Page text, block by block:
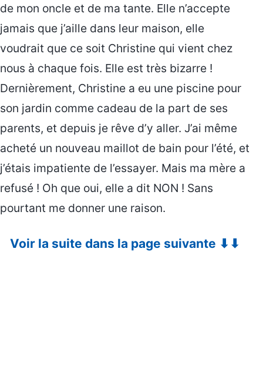
de mon oncle et de ma tante. Elle n’accepte
jamais que j’aille dans leur maison, elle
voudrait que ce soit Christine qui vient chez
nous à chaque fois. Elle est très bizarre !
Dernièrement, Christine a eu une piscine pour
son jardin comme cadeau de la part de ses
parents, et depuis je rêve d’y aller. J’ai même
acheté un nouveau maillot de bain pour l’été, et
j’étais impatiente de l’essayer. Mais ma mère a
refusé ! Oh que oui, elle a dit NON ! Sans
pourtant me donner une raison.
Voir la suite dans la page suivante ⬇⬇